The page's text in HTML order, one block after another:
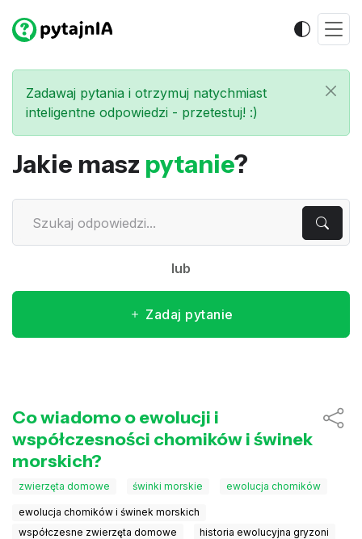
Zadawaj pytania i otrzymuj natychmiast
inteligentne odpowiedzi - przetestuj! :)
Jakie masz pytanie?
lub
Zadaj pytanie
Co wiadomo o ewolucji i
współczesności chomików i świnek
morskich?
zwierzęta domowe świnki morskie ewolucja chomików
ewolucja chomików i świnek morskich
współczesne zwierzęta domowe
historia ewolucyjna gryzoni